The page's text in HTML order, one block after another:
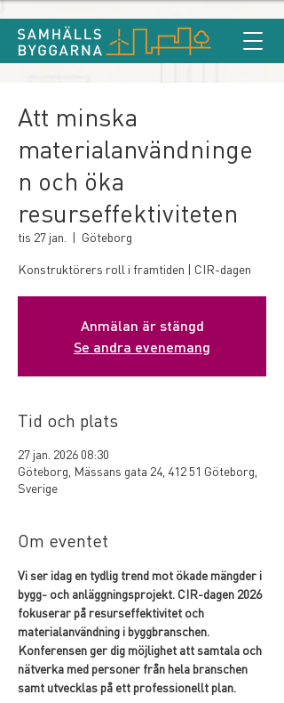
Att minska
materialanvändninge
n och öka
resurseffektiviteten
tis 27 jan.
  |
Göteborg
Konstruktörers roll i framtiden | CIR-dagen
Anmälan är stängd
Se andra evenemang
Tid och plats
27 jan. 2026 08:30
Göteborg, Mässans gata 24, 412 51 Göteborg,
Sverige
Om eventet
Vi ser idag en tydlig trend mot ökade mängder i
bygg- och anläggningsprojekt. CIR-dagen 2026
fokuserar på resurseffektivitet och
materialanvändning i byggbranschen.​​
Konferensen ger dig möjlighet att samtala och
nätverka med personer från hela branschen
samt utvecklas på ett professionellt plan.